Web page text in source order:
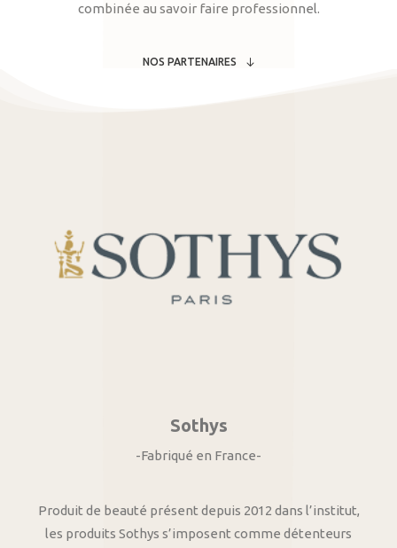
combinée au savoir faire professionnel.
NOS PARTENAIRES
Sothys
-Fabriqué en France-
Produit de beauté présent depuis 2012 dans l’institut,
les produits Sothys s’imposent comme détenteurs